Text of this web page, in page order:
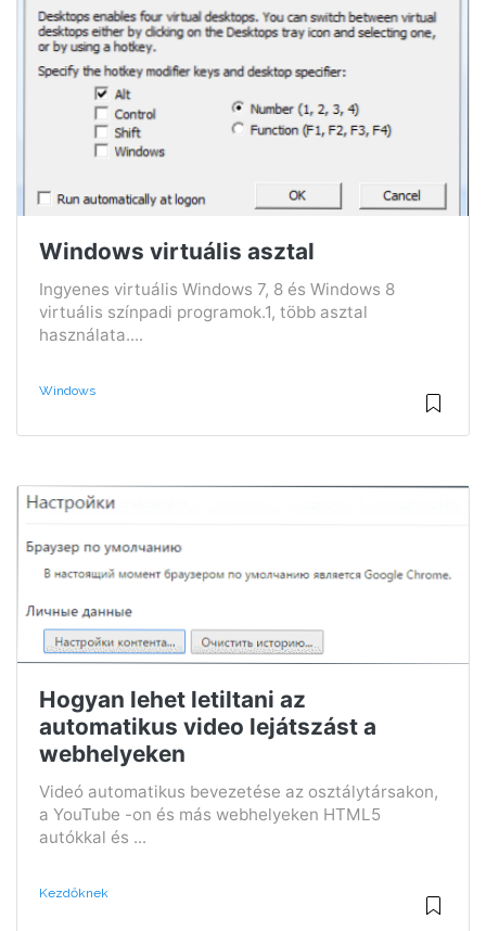
Windows virtuális asztal
Ingyenes virtuális Windows 7, 8 és Windows 8
virtuális színpadi programok.1, több asztal
használata....
Windows
Hogyan lehet letiltani az
automatikus video lejátszást a
webhelyeken
Videó automatikus bevezetése az osztálytársakon,
a YouTube -on és más webhelyeken HTML5
autókkal és ...
Kezdőknek